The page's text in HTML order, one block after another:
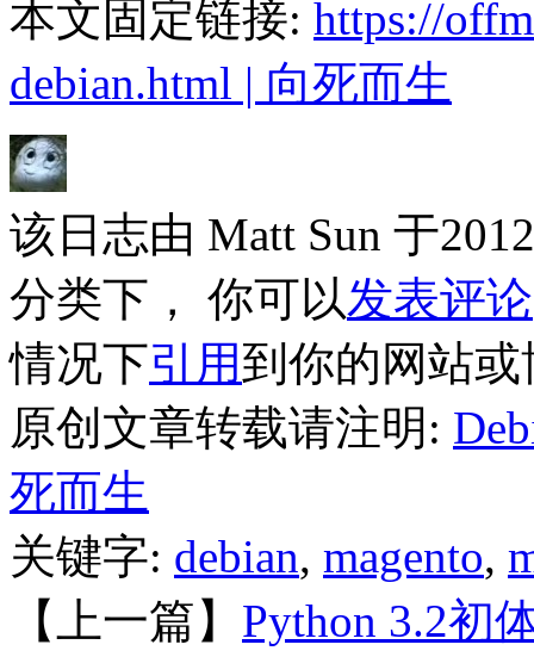
本文固定链接: https://
debian.html | 向死而生
该日志由 Matt Sun 于
分类下， 你可以发表评论
情况下引用到你的网站或
原创文章转载请注明:
死而生
关键字: debian, magento,
【上一篇】 Python 3.2初